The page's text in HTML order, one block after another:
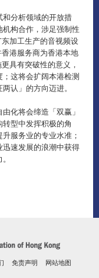
分析领域的开放措
构合作，涉足强制性
加工生产的音视频设
港服务商为香港本地
具有突破性的意义，
这将会扩阔本港检测
认」的方向迈进。
化将会缔造「双赢」
型中发挥积极的角
服务业的专业水准；
速发展的浪潮中获得
免责声明 网站地图